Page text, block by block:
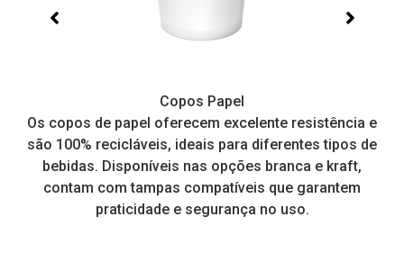
Copos Papel
Os copos de papel oferecem excelente resistência e
são 100% recicláveis, ideais para diferentes tipos de
bebidas. Disponíveis nas opções branca e kraft,
contam com tampas compatíveis que garantem
praticidade e segurança no uso.